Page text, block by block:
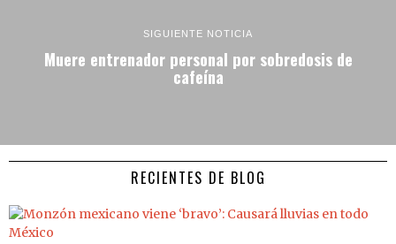
SIGUIENTE NOTICIA
Muere entrenador personal por sobredosis de
cafeína
RECIENTES DE BLOG